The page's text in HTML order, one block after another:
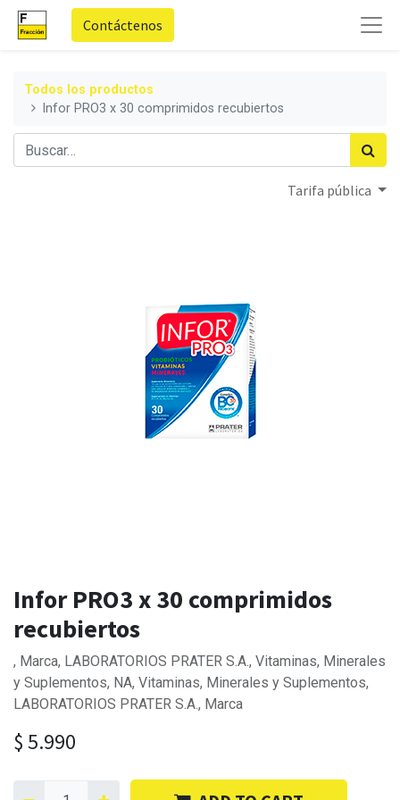
Contáctenos
Todos los productos
Infor PRO3 x 30 comprimidos recubiertos
Tarifa pública
Infor PRO3 x 30 comprimidos
recubiertos
, Marca, LABORATORIOS PRATER S.A., Vitaminas, Minerales
y Suplementos, NA, Vitaminas, Minerales y Suplementos,
LABORATORIOS PRATER S.A., Marca
$ 5.990